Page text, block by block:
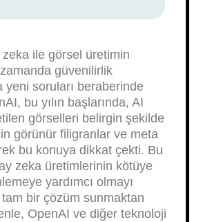
ile görsel üretimin
güvenilirlik
yeni soruları beraberinde
bu yılın başlarında, AI
görselleri belirgin şekilde
görünür filigranlar ve meta
bu konuya dikkat çekti. Bu
zeka üretimlerinin kötüye
yardımcı olmayı
bir çözüm sunmaktan
OpenAI ve diğer teknoloji